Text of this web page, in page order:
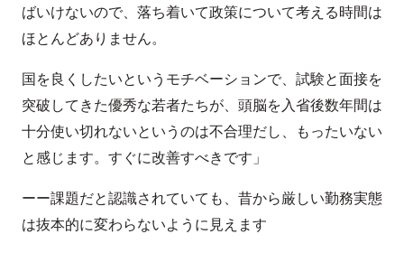
ばいけないので、落ち着いて政策について考える時間は
ほとんどありません。
国を良くしたいというモチベーションで、試験と面接を
突破してきた優秀な若者たちが、頭脳を入省後数年間は
十分使い切れないというのは不合理だし、もったいない
と感じます。すぐに改善すべきです」
ーー課題だと認識されていても、昔から厳しい勤務実態
は抜本的に変わらないように見えます